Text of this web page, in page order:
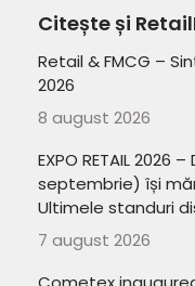
Citește și
Retail & FMCG –
2026
8 august 2026
EXPO RETAIL 2026
septembrie) își
Ultimele standuri
7 august 2026